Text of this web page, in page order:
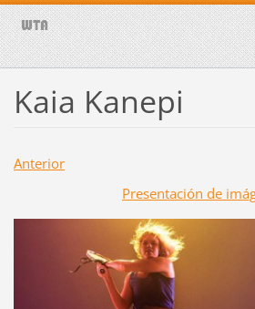
Kaia Kanepi
Anterior
Presentación de